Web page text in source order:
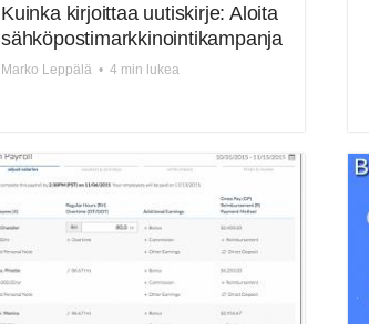
Kuinka kirjoittaa uutiskirje: Aloita
sähköpostimarkkinointikampanja?
Marko Leppälä • 4 min lukea